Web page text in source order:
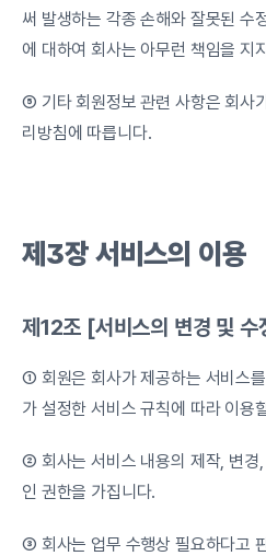
써 발생하는 각종 손해와 잘못된
에 대하여 회사는 아무런 책임을 지
⑤ 기타 회원정보 관련 사항은 회사
리방침에 따릅니다.
제3장서비스의 이용
제12조 [서비스의 변경 및 수
① 회원은 회사가 제공하는 서비스를
가 설정한 서비스 규칙에 따라 이용
② 회사는 서비스 내용의 제작, 변경,
인 권한을 가집니다.
③ 회사는 업무 수행상 필요하다고